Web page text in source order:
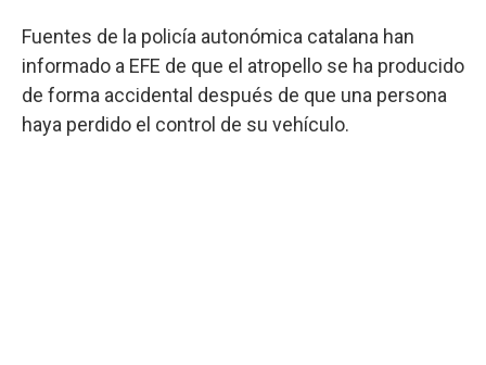
Fuentes de la policía autonómica catalana han
informado a EFE de que el atropello se ha producido
de forma accidental después de que una persona
haya perdido el control de su vehículo.